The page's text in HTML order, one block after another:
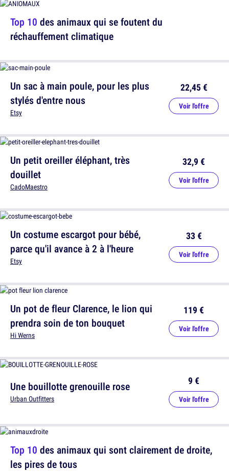
Top 10 des animaux qui se foutent du
réchauffement climatique
Un petit oreiller éléphant, très
douillet
CadoMaestro
32,9 €
Voir l'offre
Un pot de fleur Clarence, le lion qui
prendra soin de ton bouquet
Hi Werns
119 €
Voir l'offre
Top 10 des animaux qui sont clairement de droite,
les pires de tous
Un sac à main poule, pour les plus
stylés d'entre nous
Etsy
22,45 €
Voir l'offre
Un costume escargot pour bébé,
parce qu'il avance à 2 à l'heure
Etsy
33 €
Voir l'offre
Une bouillotte grenouille rose
Urban Outfitters
9 €
Voir l'offre